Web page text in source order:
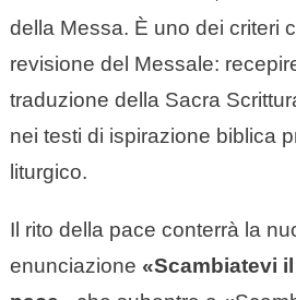
della Messa. È uno dei criteri
revisione del Messale:
traduzione della Sacra
nei testi di ispirazione biblica
liturgico.
Il rito della pace conterrà la
enunciazione «Scambiatevi